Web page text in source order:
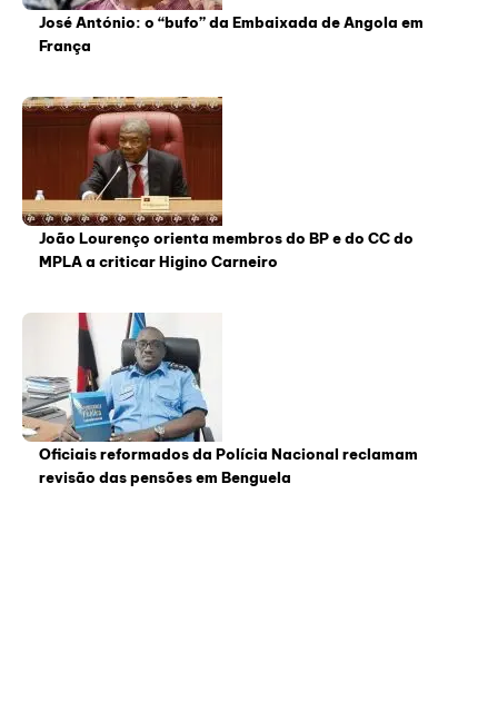
José António: o “bufo” da Embaixada de Angola em
França
João Lourenço orienta membros do BP e do CC do
MPLA a criticar Higino Carneiro
Oficiais reformados da Polícia Nacional reclamam
revisão das pensões em Benguela